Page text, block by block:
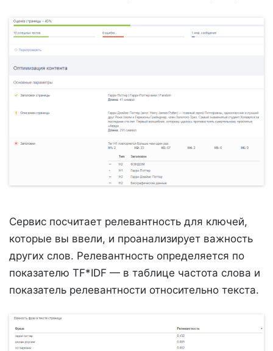
Сервис посчитает релевантность для ключей,
которые вы ввели, и проанализирует важность
других слов. Релевантность определяется по
показателю TF*IDF — в таблице частота слова и
показатель релевантности относительно текста.